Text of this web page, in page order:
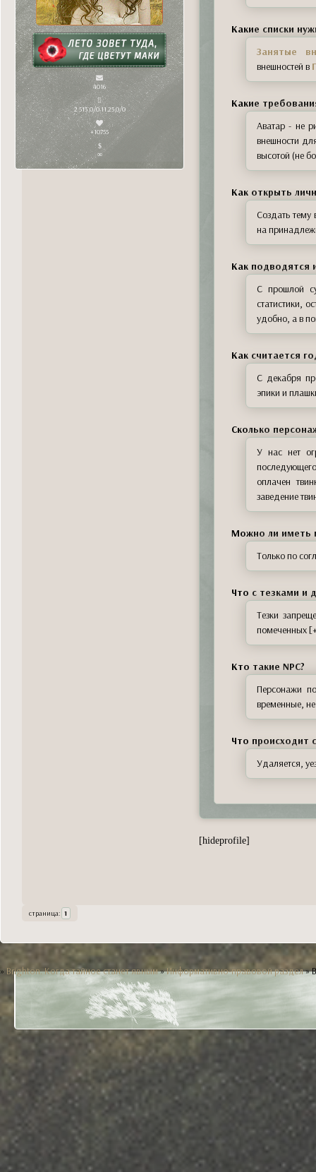
4016
2 513,0/0 11.25,0/0
+10755
∞
Какие списки
Занятые
внешностей в
Какие
Аватар - не
внешности
высотой (не
Как открыть
Создать тему
на
Как подводятся
С прошлой
статистики,
удобно, а в
Как считается
С декабря
эпики и
Сколько
У нас нет
оплачен
заведение
Можно ли иметь
Только по
Что с тезками и
Тезки
помеченных
Кто такие NPC?
Персонажи
временные,
Что происходит
Удаляется,
[hideprofile]
страница: 1
»Brighton. Когда тайное станет явным»Информативно-правовой раздел»